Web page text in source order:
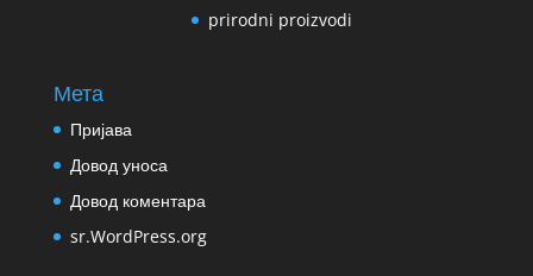
prirodni proizvodi
Мета
Пријава
Довод уноса
Довод коментара
sr.WordPress.org